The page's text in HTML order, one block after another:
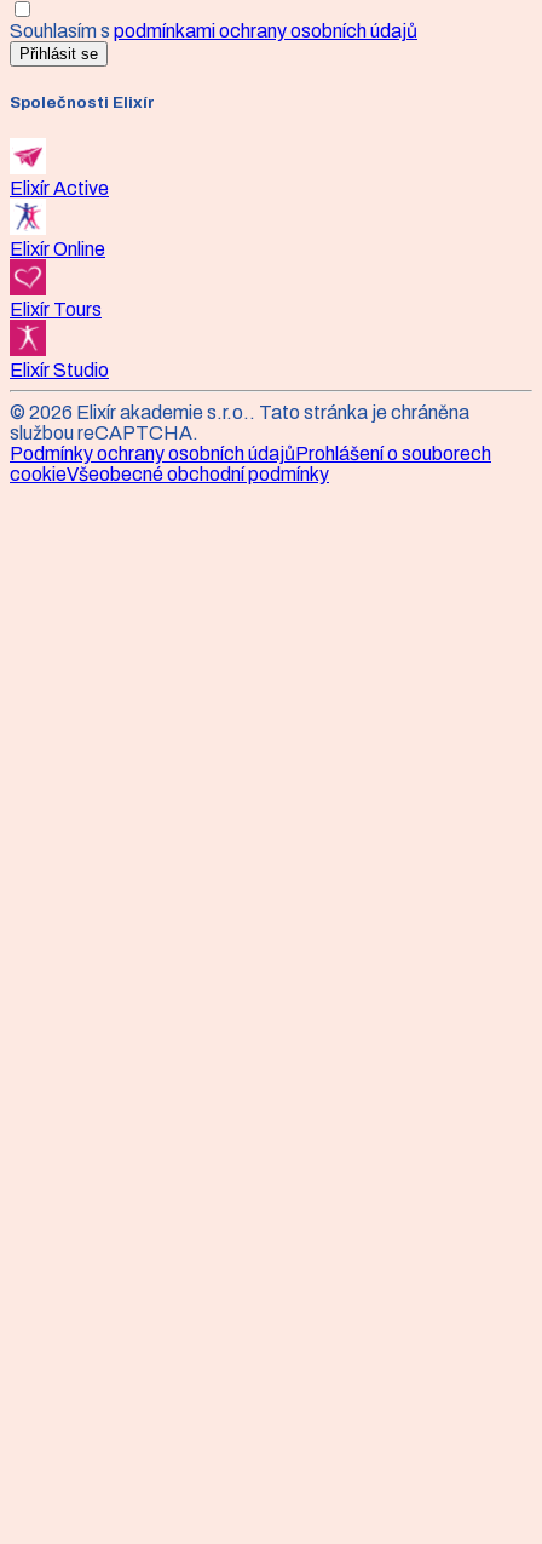
Souhlasím s podmínkami ochrany osobních údajů
Přihlásit se
Společnosti Elixír
Elixír Active
Elixír Online
Elixír Tours
Elixír Studio
© 2026 Elixír akademie s.r.o. . Tato stránka je chráněna
službou reCAPTCHA.
Podmínky ochrany osobních údajůProhlášení o souborech
cookieVšeobecné obchodní podmínky